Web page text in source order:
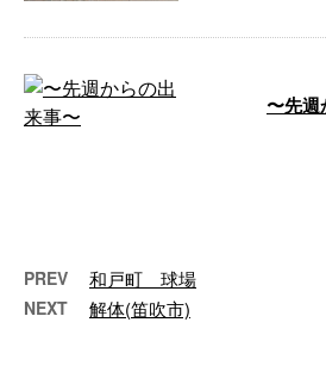
〜先週
PREV 和戸町 球場
NEXT 解体(笛吹市)